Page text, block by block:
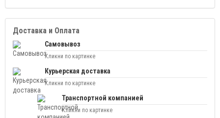
Доставка и Оплата
Самовывоз
Кликни по картинке
Курьерская доставка
Кликни по картинке
Транспортной компанией
Кликни по картинке